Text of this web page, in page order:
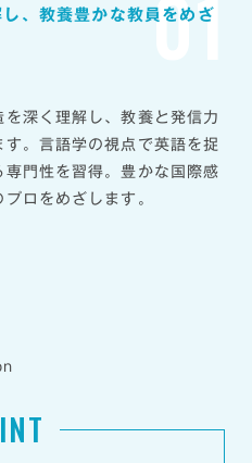
01
、教養豊かな教員をめざ
深く理解し、教養と発信力
。言語学の視点で英語を捉
門性を習得。豊かな国際感
ロをめざします。